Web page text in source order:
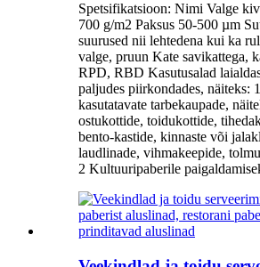
Spetsifikatsioon: Nimi Valge
700 g/m2 Paksus 50-500 µm
suurused nii lehtedena kui ka
valge, pruun Kate savikattega,
RPD, RBD Kasutusalad
paljudes piirkondades, näiteks:
kasutatavate tarbekaupade,
ostukottide, toidukottide,
bento-kastide, kinnaste või
laudlinade, vihmakeepide,
2 Kultuuripaberile